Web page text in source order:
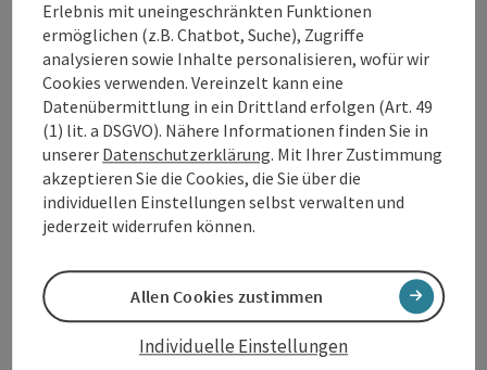
Öffnungszeiten
Anreise/Lage
Eignung
Barrierefreiheit
Beitrag merken Beitrag drucken
Erlebnis mit uneingeschränkten Funktionen
ermöglichen (z.B. Chatbot, Suche), Zugriffe
analysieren sowie Inhalte personalisieren, wofür wir
Cookies verwenden. Vereinzelt kann eine
Datenübermittlung in ein Drittland erfolgen (Art. 49
(1) lit. a DSGVO). Nähere Informationen finden Sie in
unserer Datenschutzerklärung. Mit Ihrer Zustimmung
akzeptieren Sie die Cookies, die Sie über die
individuellen Einstellungen selbst verwalten und
jederzeit widerrufen können.
Individuelle Einstellungen
Allen Cookies zustimmen